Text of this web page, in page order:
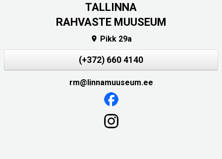
TALLINNA
RAHVASTE MUUSEUM
 Pikk 29a
(+372) 660 4140
rm@linnamuuseum.ee